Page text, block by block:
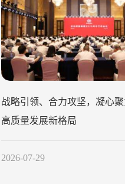
战略引领、合力攻坚，凝心
高质量发展新格局
2026-07-29